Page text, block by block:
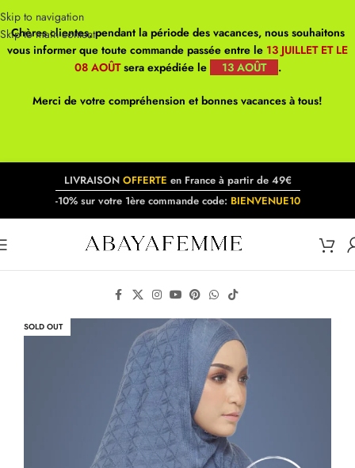
Skip to navigation
Skip to main content
Chères clientes, pendant la période des vacances, nous souhaitons
vous informer que toute commande passée entre le 13 JUILLET ET LE
08 AOÛTsera expédiée le 13 AOÛT .
Merci de votre compréhension et bonnes vacances à tous!
LIVRAISON OFFERTE en France à partir de 49€
-10% sur votre 1ère commande code: BIENVENUE10
SOLD OUT